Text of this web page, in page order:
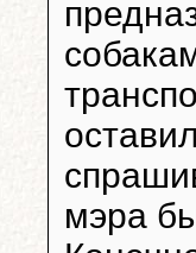
мэра